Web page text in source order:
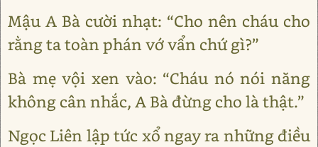
Mậu A Bà cười nhạt: “Cho nên cháu cho
rằng ta toàn phán vớ vẩn chứ gì?”
Bà mẹ vội xen vào: “Cháu nó nói năng
không cân nhắc, A Bà đừng cho là thật.”
Ngọc Liên lập tức xổ ngay ra những điều